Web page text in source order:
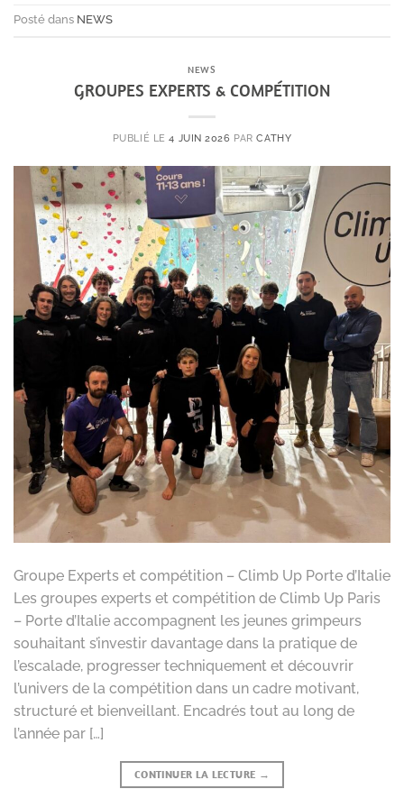
Posté dans NEWS
NEWS
GROUPES EXPERTS & COMPÉTITION
PUBLIÉ LE4 JUIN 2026 PARCATHY
Groupe Experts et compétition – Climb Up Porte d’Italie
Les groupes experts et compétition de Climb Up Paris
– Porte d’Italie accompagnent les jeunes grimpeurs
souhaitant s’investir davantage dans la pratique de
l’escalade, progresser techniquement et découvrir
l’univers de la compétition dans un cadre motivant,
structuré et bienveillant. Encadrés tout au long de
l’année par […]
CONTINUER LA LECTURE →